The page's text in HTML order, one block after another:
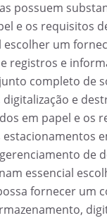
possuem
e os requisitos
escolher um
registros e
completo de
e
em papel e os
de
essencial
fornecer um